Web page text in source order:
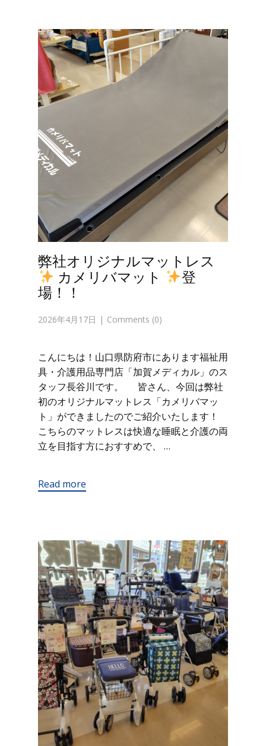
弊社オリジナルマットレス
カメリバマット
登
場！！
2026年4月17日 Comments (0)
こんにちは！山口県防府市にあります福祉用
具・介護用品専門店「加賀メディカル」のス
タッフ長谷川です。 皆さん、今回は弊社
初のオリジナルマットレス「カメリバマッ
ト」ができましたのでご紹介いたします！
こちらのマットレスは快適な睡眠と介護の両
立を目指す方におすすめで、 …
Read more